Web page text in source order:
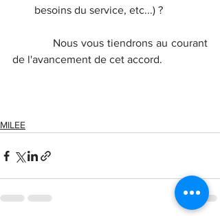
besoins du service, etc...) ?
de l'avancement de cet accord.
MILEE